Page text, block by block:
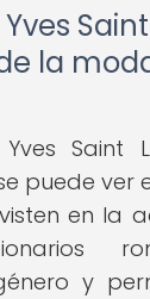
la
Saint
puede ver
en la
y